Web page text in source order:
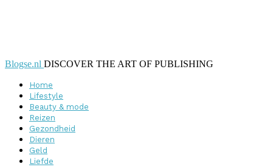
Blogse.nl DISCOVER THE ART OF PUBLISHING
Home
Lifestyle
Beauty & mode
Reizen
Gezondheid
Dieren
Geld
Liefde